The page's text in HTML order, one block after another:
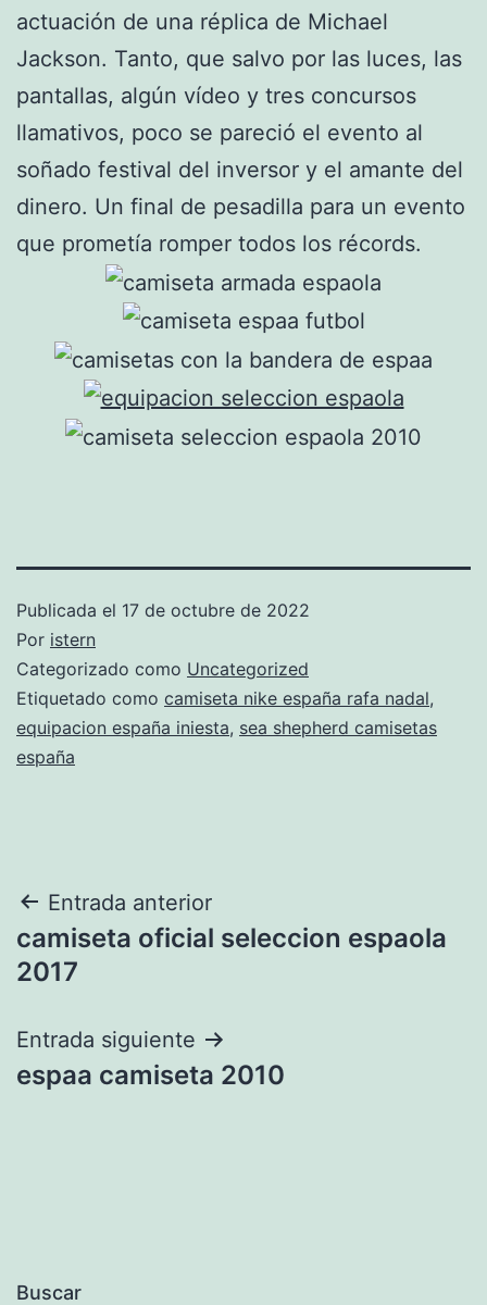
actuación de una réplica de Michael
Jackson. Tanto, que salvo por las luces, las
pantallas, algún vídeo y tres concursos
llamativos, poco se pareció el evento al
soñado festival del inversor y el amante del
dinero. Un final de pesadilla para un evento
que prometía romper todos los récords.
Publicada el 17 de octubre de 2022
Por istern
Categorizado como Uncategorized
Etiquetado como camiseta nike españa rafa nadal,
equipacion españa iniesta, sea shepherd camisetas
españa
Navegación
de
Entrada anterior
camiseta oficial seleccion espaola
2017
Entrada siguiente
espaa camiseta 2010
Buscar